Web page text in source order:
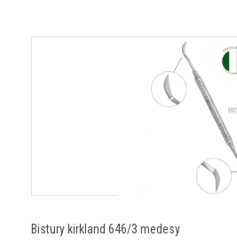
Bistury kirkland 646/3 medesy